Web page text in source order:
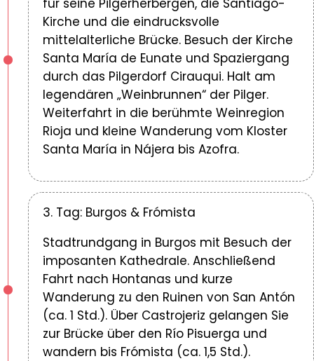
Kirche und die eindrucksvolle
mittelalterliche Brücke. Besuch der Kirche
Santa María de Eunate und Spaziergang
durch das Pilgerdorf Cirauqui. Halt am
legendären „Weinbrunnen“ der Pilger.
Weiterfahrt in die berühmte Weinregion
Rioja und kleine Wanderung vom Kloster
Santa María in Nájera bis Azofra.
3. Tag: Burgos & Frómista
Stadtrundgang in Burgos mit Besuch der
imposanten Kathedrale. Anschließend
Fahrt nach Hontanas und kurze
Wanderung zu den Ruinen von San Antón
(ca. 1 Std.). Über Castrojeriz gelangen Sie
zur Brücke über den Río Pisuerga und
wandern bis Frómista (ca. 1,5 Std.).